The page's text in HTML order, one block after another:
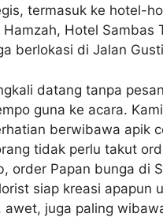
termasuk ke hotel-
Hotel Sambas
berlokasi di Jalan
datang tanpa
guna ke acara.
berwibawa apik
tidak perlu takut
order Papan bunga di
siap kreasi apapun
juga paling